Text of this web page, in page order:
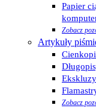
Papier
Zobacz
Artykuły
Zobacz